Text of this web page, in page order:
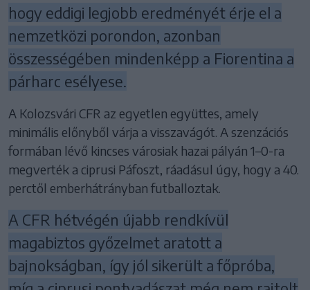
hogy eddigi legjobb eredményét érje el a
nemzetközi porondon, azonban
összességében mindenképp a Fiorentina a
párharc esélyese.
A Kolozsvári CFR az egyetlen együttes, amely
minimális előnyből várja a visszavágót. A szenzációs
formában lévő kincses városiak hazai pályán 1–0-ra
megverték a ciprusi Páfoszt, ráadásul úgy, hogy a 40.
perctől emberhátrányban futballoztak.
A CFR hétvégén újabb rendkívül
magabiztos győzelmet aratott a
bajnokságban, így jól sikerült a főpróba,